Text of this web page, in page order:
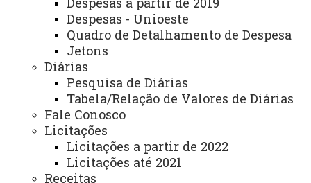
Despesas - Unioeste
Quadro de Detalhamento de Despesa
Jetons
Diárias
Pesquisa de Diárias
Tabela/Relação de Valores de Diárias
Fale Conosco
Licitações
Licitações a partir de 2022
Licitações até 2021
Receitas
Telefone:(45) 3379-7068 / 3379-7110 / 3379-
Página Eletrônica
https://www.unioeste.br/portal/bibliotecas/inicio
Endereço para atendimento presencial e
correspondência:
Rua Guaíra, 3141 – Jardim Santa Maria, CEP